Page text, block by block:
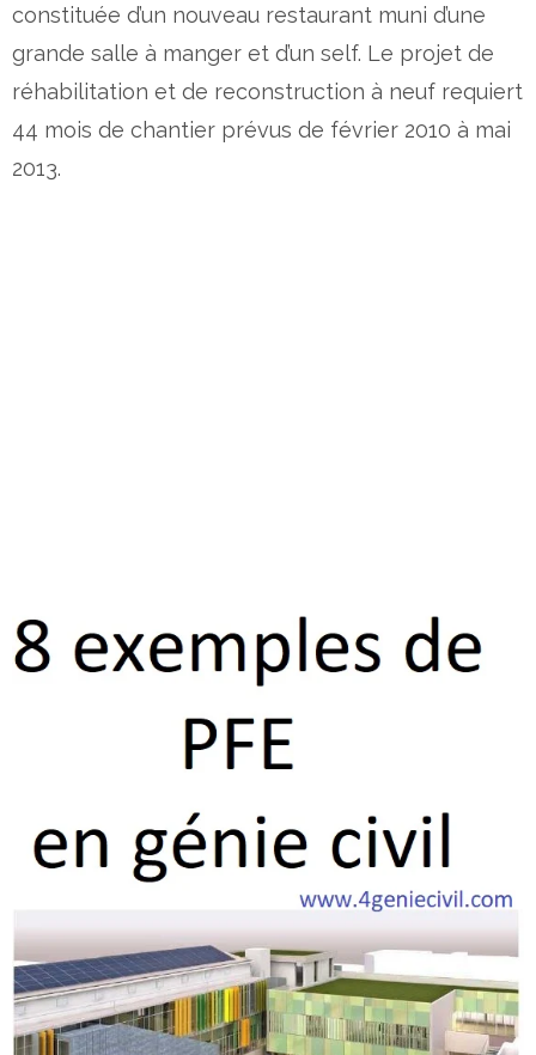
constituée d’un nouveau restaurant muni d’une
grande salle à manger et d’un self. Le projet de
réhabilitation et de reconstruction à neuf requiert
44 mois de chantier prévus de février 2010 à mai
2013.